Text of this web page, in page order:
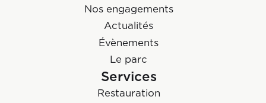
Nos engagements
Actualités
Évènements
Le parc
Services
Restauration